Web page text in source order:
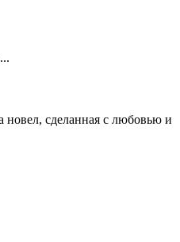
новел, сделанная с любовью и